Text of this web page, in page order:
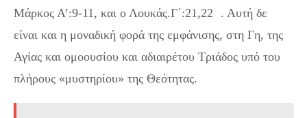
Μάρκος Α’:9-11, και ο Λουκάς.Γ΄:21,22 . Αυτή δε
είναι και η μοναδική φορά της εμφάνισης, στη Γη, της
Αγίας και ομοουσίου και αδιαιρέτου Τριάδος υπό του
πλήρους «μυστηρίου» της Θεότητας.